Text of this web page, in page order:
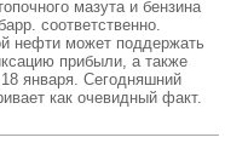
мазута и бензина
соответственно.
нефти может поддержать
прибыли, а также
января. Сегодняшний
как очевидный факт.